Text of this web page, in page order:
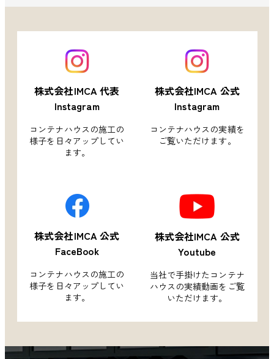
株式会社IMCA 代表
Instagram
コンテナハウスの施工の
様子を 日々アップしてい
ます。
株式会社IMCA 公式
Instagram
コンテナハウスの実績を
ご覧いただけます。
株式会社IMCA 公式
FaceBook
コンテナハウスの施工の
様子を 日々アップしてい
ます。
株式会社IMCA 公式
Youtube
当社で手掛けたコンテナ
ハウスの実績動画をご覧
いただけます。